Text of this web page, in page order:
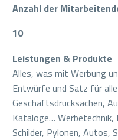
Anzahl der
10
Leistungen & Produkte
Alles, was mit Werbung
Entwürfe und Satz für
Geschäftsdrucksachen,
Kataloge… Werbetechnik,
Schilder, Pylonen, Autos,